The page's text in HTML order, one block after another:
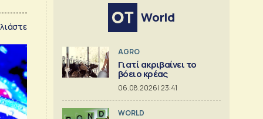
World
AGRO
Γιατί ακριβαίνει το
βόειο κρέας
06.08.2026 | 23:41
WORLD